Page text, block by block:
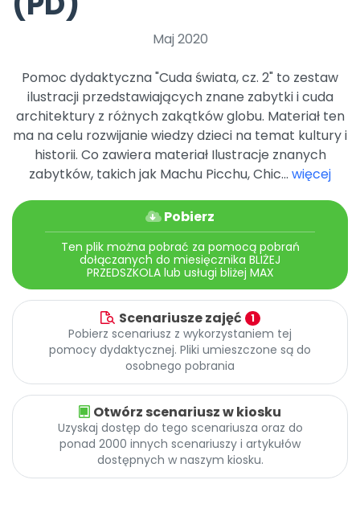
Archiwalne numery
Promocje
Maj 2020
Pomoc dydaktyczna "Cuda świata, cz. 2" to zestaw
ilustracji przedstawiających znane zabytki i cuda
architektury z różnych zakątków globu. Materiał ten
ma na celu rozwijanie wiedzy dzieci na temat kultury i
historii. Co zawiera materiał Ilustracje znanych
zabytków, takich jak Machu Picchu, Chic... więcej
Pobierz
Ten plik można pobrać za pomocą pobrań
dołączanych do miesięcznika BLIŻEJ
PRZEDSZKOLA lub usługi bliżej MAX
Scenariusze zajęć 1
Pobierz scenariusz z wykorzystaniem tej
pomocy dydaktycznej. Pliki umieszczone są do
osobnego pobrania
Otwórz scenariusz w kiosku
Uzyskaj dostęp do tego scenariusza oraz do
ponad 2000 innych scenariuszy i artykułów
dostępnych w naszym kiosku.